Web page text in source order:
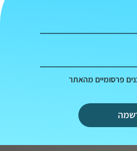
פרסומיים מהאתר